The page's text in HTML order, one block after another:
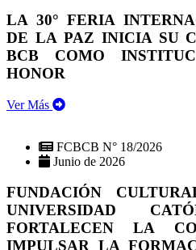
LA 30° FERIA
DE LA PAZ INICIA SU
BCB COMO
HONOR
Ver Más
FCBCB N° 18/2026
Junio de 2026
FUNDACIÓN
UNIVERSIDAD
FORTALECEN LA
IMPULSAR LA